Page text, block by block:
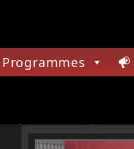
Programmes
PISTE ACTUELLE